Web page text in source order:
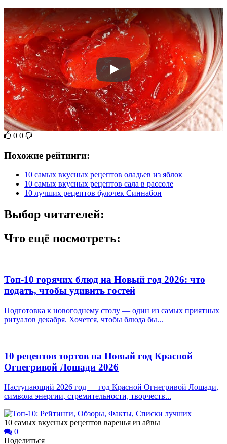
0 0
Похожие рейтинги:
10 самых вкусных рецептов оладьев из яблок
10 самых вкусных рецептов сала в рассоле
10 лучших рецептов булочек Синнабон
Выбор читателей:
Что ещё посмотреть:
Топ-10 горячих блюд на Новый год 2026: что
подать, чтобы удивить гостей
Подготовка к новогоднему столу — один из самых приятных
ритуалов декабря. Хочется, чтобы блюда бы...
10 рецептов тортов на Новый год Красной
Огнегривой Лошади 2026
Наступающий 2026 год — год Красной Огнегривой Лошади,
символа энергии, стремительности, творчеств...
10 самых вкусных рецептов варенья из айвы
0
Поделиться